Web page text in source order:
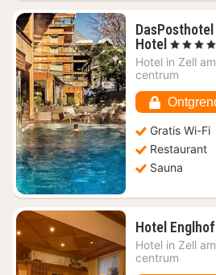
Hotel 1
nacht
vanaf
351,82
, 5 Sterren
Hotel in Zell
centrum
Gratis Wi-Fi
Restaurant
Sauna
Hotel Englhof
Hotel in Zell
centrum